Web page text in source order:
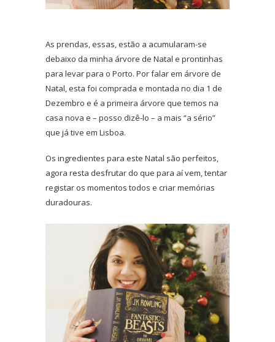
As prendas, essas, estão a acumularam-se
debaixo da minha árvore de Natal e prontinhas
para levar para o Porto. Por falar em árvore de
Natal, esta foi comprada e montada no dia 1 de
Dezembro e é a primeira árvore que temos na
casa nova e – posso dizê-lo – a mais “a sério”
que já tive em Lisboa.
Os ingredientes para este Natal são perfeitos,
agora resta desfrutar do que para aí vem, tentar
registar os momentos todos e criar memórias
duradouras.